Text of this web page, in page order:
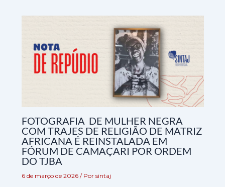
FOTOGRAFIA DE MULHER NEGRA
COM TRAJES DE RELIGIÃO DE MATRIZ
AFRICANA É REINSTALADA EM
FÓRUM DE CAMAÇARI POR ORDEM
DO TJBA
6 de março de 2026 / Por sintaj